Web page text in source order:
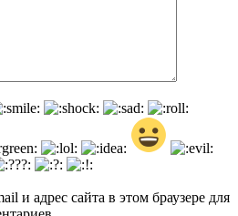
и адрес сайта в этом браузере для